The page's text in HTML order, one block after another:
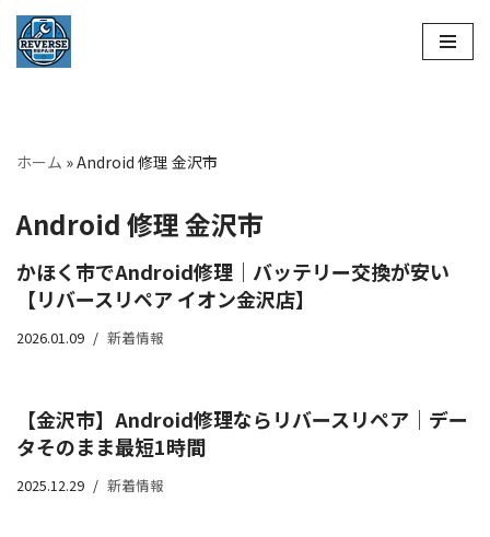
コ
ツ
ス
ッ
プ
ホーム »Android 修理 金沢市
Android 修理 金沢市
かほく市でAndroid修理｜バッテリー交換が安い
【リバースリペア イオン金沢店】
2026.01.09 新着情報
【金沢市】Android修理ならリバースリペア｜デー
タそのまま最短1時間
2025.12.29 新着情報